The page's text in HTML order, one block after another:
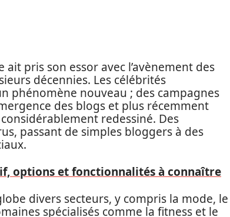
pris son essor avec l’avènement des
décennies. Les célébrités
phénomène nouveau ; des campagnes
des blogs et plus récemment
redessiné. Des
passant de simples bloggers à des
options et fonctionnalités à connaître
divers secteurs, y compris la mode, le
spécialisés comme la fitness et le